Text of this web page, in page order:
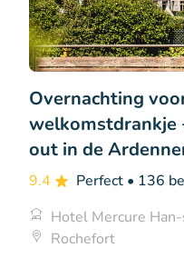
Overnachting
welkomstdrankje
out in de
9.4 Perfect • 136
Hotel Mercure
Rochefort